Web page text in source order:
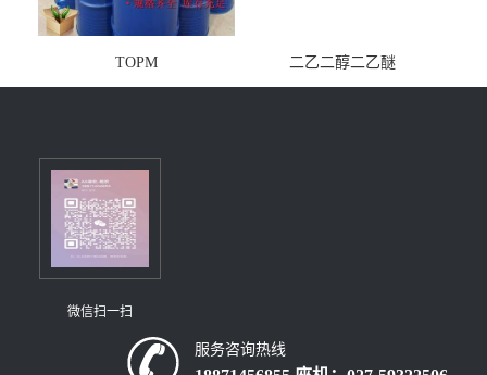
TOPM 二乙二醇二乙醚
微信扫一扫
服务咨询热线